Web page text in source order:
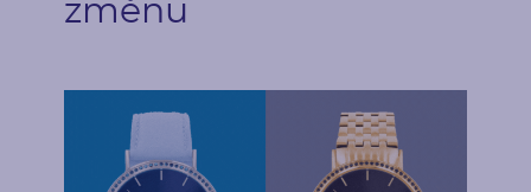
Druh
Počet
Karátová váha
Rozměry
změnu